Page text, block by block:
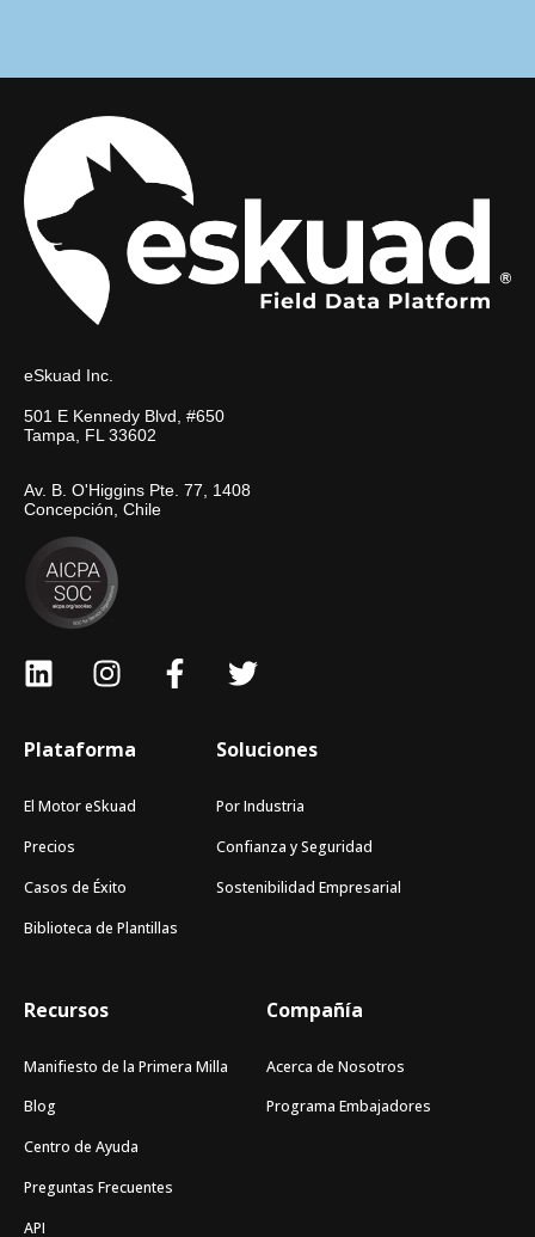
eSkuad Inc.
501 E Kennedy Blvd, #650
Tampa, FL 33602
Av. B. O'Higgins Pte. 77, 1408
Concepción, Chile
Plataforma
El Motor eSkuad
Precios
Casos de Éxito
Biblioteca de Plantillas
Soluciones
Por Industria
Confianza y Seguridad
Sostenibilidad Empresarial
Recursos
Manifiesto de la Primera Milla
Blog
Centro de Ayuda
Preguntas Frecuentes
API
Compañía
Acerca de Nosotros
Programa Embajadores